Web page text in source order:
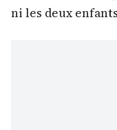
ni les deux